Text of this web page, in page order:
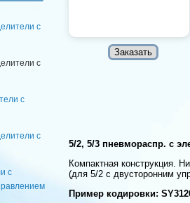
с
с
с
с
с
5/2, 5/3 пневмораспр. с
Компактная конструкция.
(для 5/2 с двусторонним
Пример кодировки: